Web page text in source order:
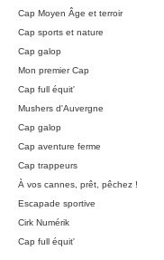
Cap Moyen Âge et terroir
Cap sports et nature
Cap galop
Mon premier Cap
Cap full équit'
Mushers d'Auvergne
Cap galop
Cap aventure ferme
Cap trappeurs
À vos cannes, prêt, pêchez !
Escapade sportive
Cirk Numérik
Cap full équit'